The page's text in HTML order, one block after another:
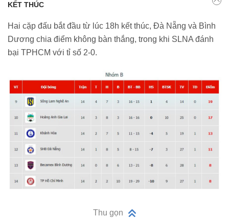
KẾT THÚC
Hai cặp đấu bắt đầu từ lúc 18h kết thúc, Đà Nẵng và Bình
Dương chia điểm không bàn thắng, trong khi SLNA đánh
bại TPHCM với tỉ số 2-0.
Thu gọn